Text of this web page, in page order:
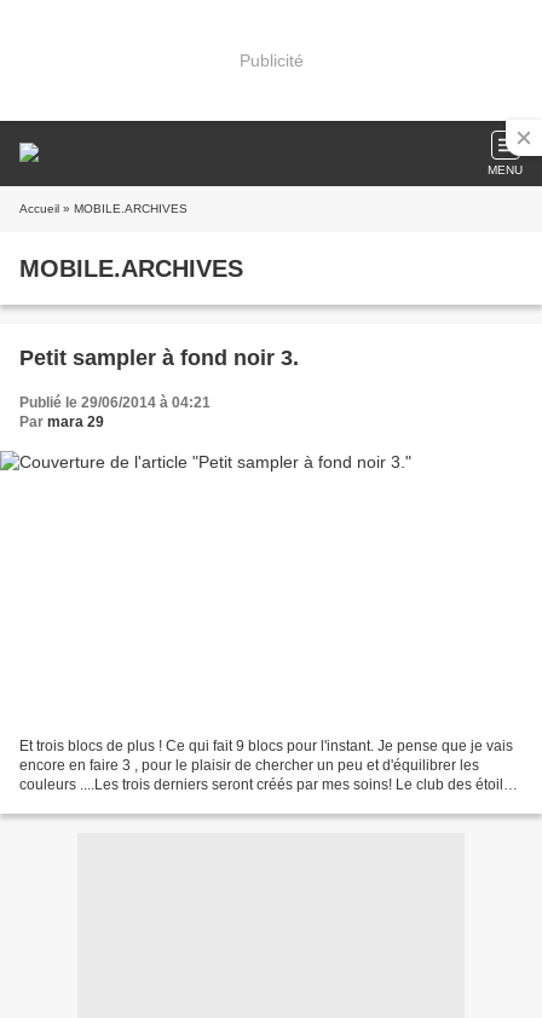
Publicité
MENU
Accueil » MOBILE.ARCHIVES
MOBILE.ARCHIVES
Petit sampler à fond noir 3.
Publié le 29/06/2014 à 04:21
Par mara 29
Et trois blocs de plus ! Ce qui fait 9 blocs pour l'instant. Je pense que je vais
encore en faire 3 , pour le plaisir de chercher un peu et d'équilibrer les
couleurs ....Les trois derniers seront créés par mes soins! Le club des étoiles